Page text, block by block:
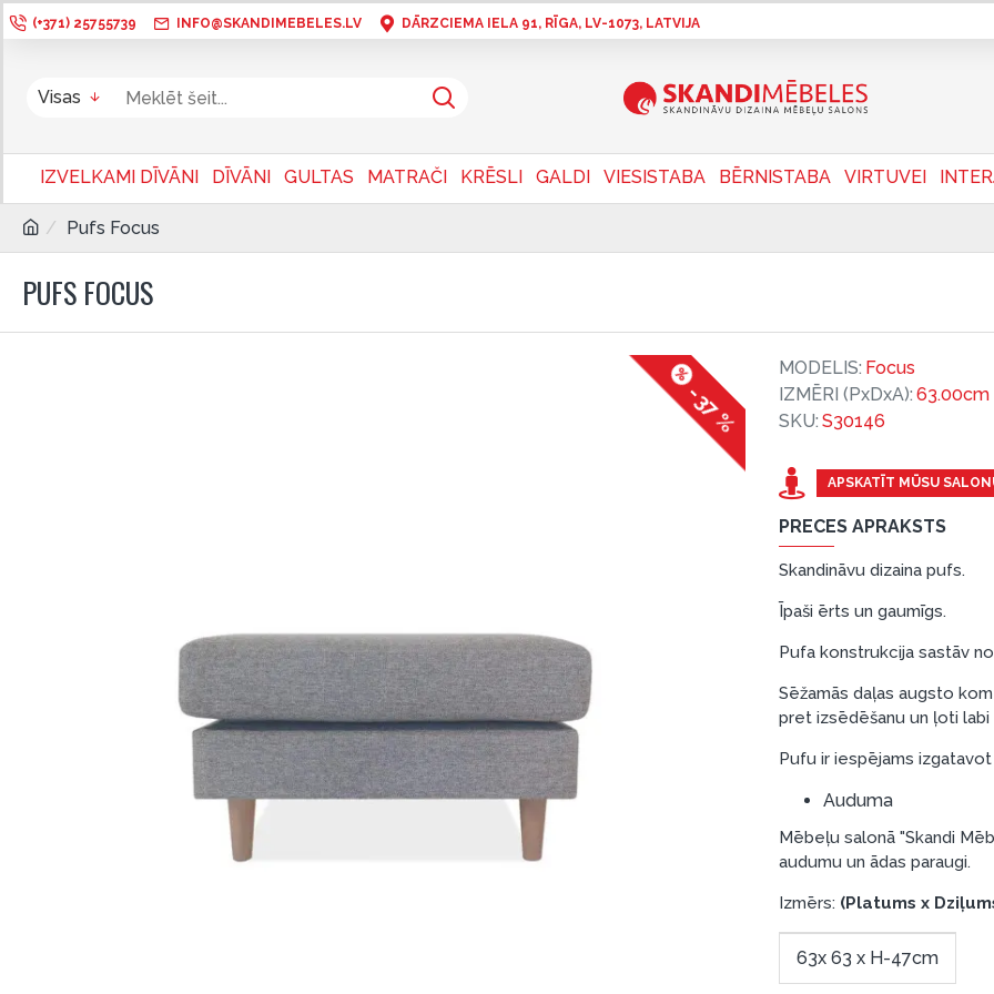
(+371) 25755739 INFO@SKANDIMEBELES.LV DĀRZCIEMA IELA 91, RĪGA, LV-1073, LATVIJA
Visas
IZVELKAMI DĪVĀNI DĪVĀNI GULTAS MATRAČI KRĒSLI GALDI VIESISTABA BĒRNISTABA VIRTUVEI
Pufs Focus
PUFS FOCUS
-37 %
APSKATĪT MŪSU
PRECES APRAKSTS
Skandināvu dizaina pufs.
Īpaši ērts un gaumīgs.
Pufa konstrukcija sastāv
Sēžamās daļas augsto
pret izsēdēšanu un ļoti
Pufu ir iespējams izgatavot
Auduma
Mēbeļu salonā "Skandi
audumu un ādas paraugi.
Izmērs: (Platums x
63x 63 x H-47cm
MODELIS: Focus
IZMĒRI (PxDxA): 63.00cm
SKU: S30146